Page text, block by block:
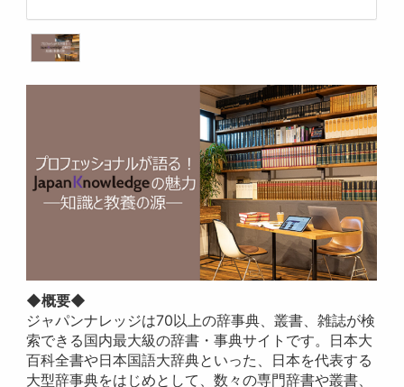
◆概要◆
ジャパンナレッジは70以上の辞事典、叢書、雑誌が検
索できる国内最大級の辞書・事典サイトです。日本大
百科全書や日本国語大辞典といった、日本を代表する
大型辞事典をはじめとして、数々の専門辞書や叢書、